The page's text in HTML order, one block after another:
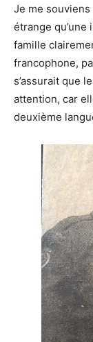
Je me
étrange
famille
francophone,
s’assurait que
attention, car
deuxième